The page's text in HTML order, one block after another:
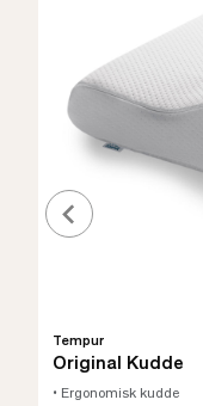
Tempur
Original Kudde
• Ergonomisk kudde